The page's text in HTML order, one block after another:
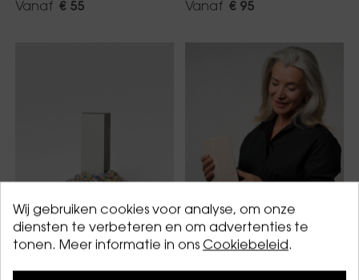
Vanaf € 55
Vanaf € 95
Wij gebruiken cookies voor analyse, om onze
diensten te verbeteren en om advertenties te
tonen. Meer informatie in ons Cookiebeleid.